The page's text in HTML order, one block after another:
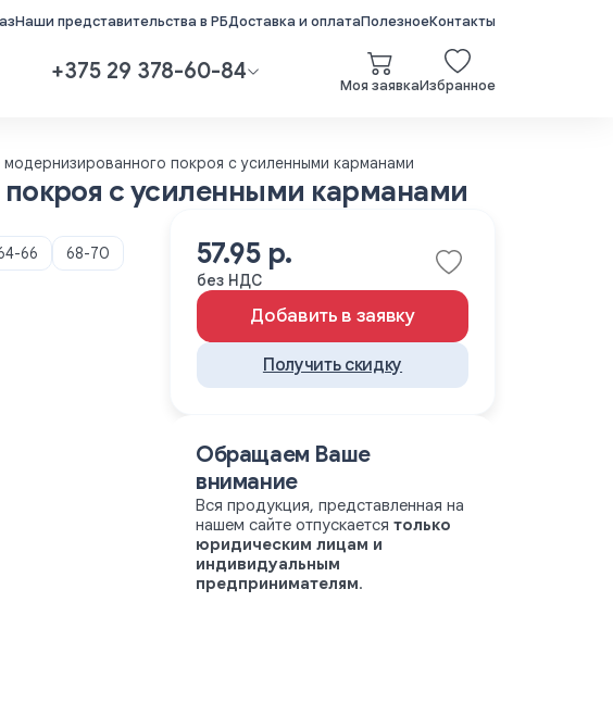
Наши представительства в РБДоставка и оплатаПолезноеКонтакты
+375 29 378-60-84
Моя заявкаИзбранное
с усиленными карманами
покроя с усиленными карманами
66
68-70
57.95 р.
без НДС
Добавить в заявку
Получить скидку
Обращаем Ваше
внимание
Вся продукция, представленная на
нашем сайте отпускается только
юридическим лицам и
индивидуальным
предпринимателям.